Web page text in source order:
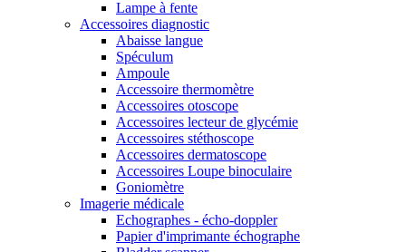
Lampe à fente
Accessoires diagnostic
Abaisse langue
Spéculum
Ampoule
Accessoire thermomètre
Accessoires otoscope
Accessoires lecteur de glycémie
Accessoires stéthoscope
Accessoires dermatoscope
Accessoires Loupe binoculaire
Goniomètre
Imagerie médicale
Echographes - écho-doppler
Papier d'imprimante échographe